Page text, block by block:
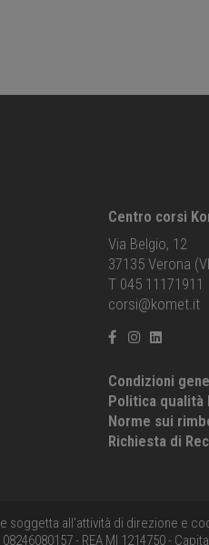
Centro corsi
Via Belgio, 12
37135 Verona
T 045 11171911
corsi@komet.it
Condizioni
Politica qualità
Norme sui
Richiesta di
all'attività di direzione e
08246080157 - REA MI 1214750 -